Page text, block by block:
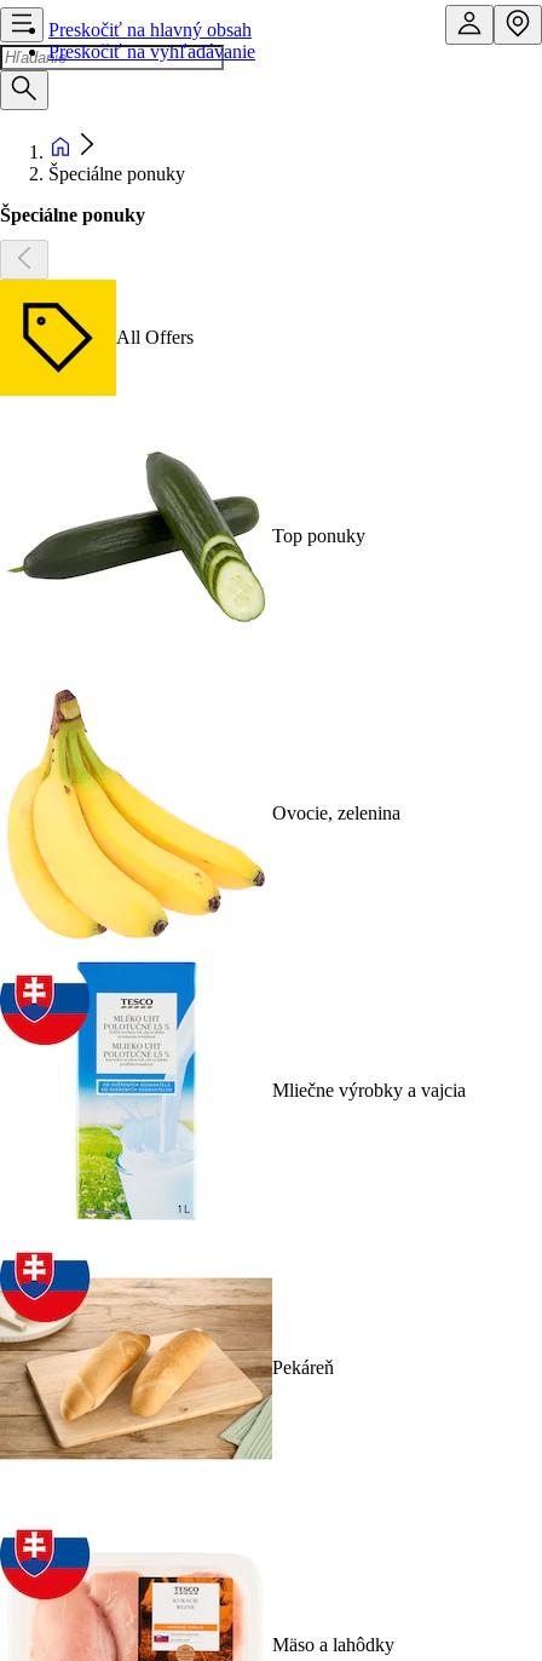
Preskočiť na hlavný obsah
Preskočiť na vyhľadávanie
Špeciálne ponuky
Špeciálne ponuky
All Offers
Top ponuky
Ovocie, zelenina
Mliečne výrobky a vajcia
Pekáreň
Mäso a lahôdky